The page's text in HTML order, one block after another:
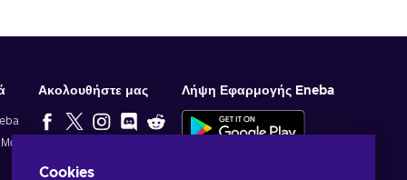
Ακολουθήστε μας
ΕΠΙΛΟΓΉ
ΣΥΝΤΆΚΤΗ
Λήψη Εφαρμογής Eneba
Cookies